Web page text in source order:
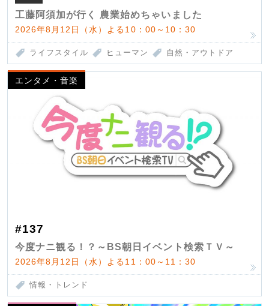
工藤阿須加が行く 農業始めちゃいました
2026年8月12日（水）よる10：00～10：30
ライフスタイル ヒューマン 自然・アウトドア
エンタメ・音楽
#137
今度ナニ観る！？～BS朝日イベント検索ＴＶ～
2026年8月12日（水）よる11：00～11：30
情報・トレンド